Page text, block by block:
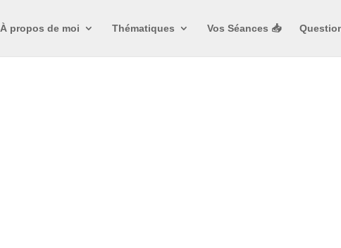
À propos de moi Thématiques Vos Séances 📥